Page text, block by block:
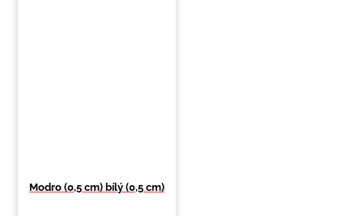
Modro (0,5 cm) bílý (0,5 cm)